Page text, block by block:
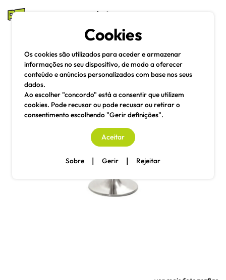
mesas e cadeiras
Pesquisa
Cookies
Os cookies são utilizados para aceder e armazenar
informações no seu dispositivo, de modo a oferecer
conteúdo e anúncios personalizados com base nos seus
dados.
Ao escolher "concordo" está a consentir que utilizem
cookies. Pode recusar ou pode recusar ou retirar o
consentimento escolhendo "Gerir definições".
Aceitar
Sobre | Gerir | Rejeitar